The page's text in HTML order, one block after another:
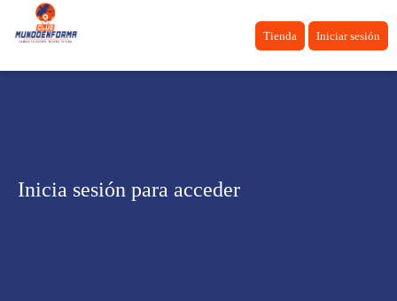
Tienda Iniciar sesión
Inicia sesión para acceder